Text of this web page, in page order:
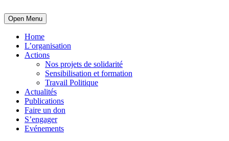
Open Menu
Home
L’organisation
Actions
Nos projets de solidarité
Sensibilisation et formation
Travail Politique
Actualités
Publications
Faire un don
S’engager
Evénements